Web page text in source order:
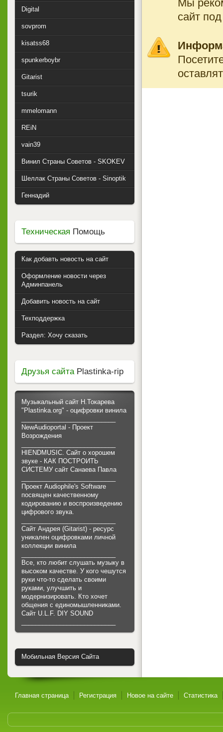
Мы
сайт
Digital
sovprom
kisatss68
spunkerboybr
Gitarist
tsurik
mmelomann
REiN
vain39
Винил Страны Советов - SKOKEV
Шеллак Страны Советов - Sinoptik
Геннадий
Техническая Помощь
Как добавть новость на сайт
Оформление новости через
Админпанель
Добавить новость на сайт
Техподдержка
Раздел: Хочу сказать
Друзья сайтаPlastinka-rip
Музыкальный сайт Н.Токарева
"Plastinka.org" - оцифровки винила
NewAudioportal - Проект
Возрождения
HIENDMUSIC. Сайт о хорошем
звуке - КАК ПОСТРОИТЬ
СИСТЕМУ сайт Санаева Павла
Проект Audiophile's Software
посвящен качественному
кодированию и воспроизведению
цифрового звука.
Сайт Андрея (Gitarist) - ресурс
уникален оцифровками личной
коллекции винила
Все, кто любит слушать музыку в
высоком качестве. У кого чешутся
руки что-то сделать своими
руками, улучшить и
модернизировать. Кто хочет
общения с единомышленниками.
Cайт U.L.F. DIY SOUND
Мобильная Версия Сайта
Главная страница Регистрация Новое на сайте Статистика